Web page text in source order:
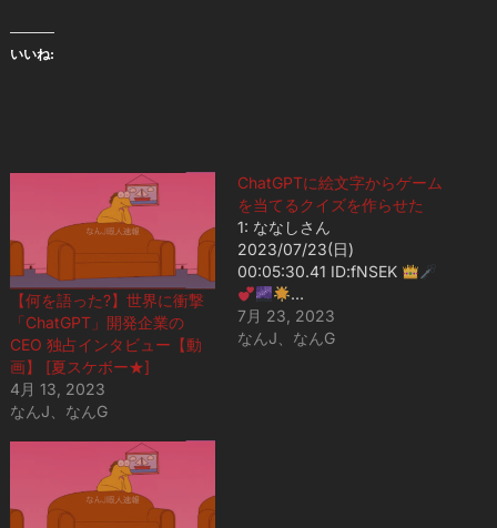
いいね:
【何を語った?】世界に衝撃
「ChatGPT」開発企業の
CEO 独占インタビュー【動
画】 [夏スケボー★]
4月 13, 2023
なんJ、なんG
ChatGPTに絵文字からゲーム
を当てるクイズを作らせた
1: ななしさん
2023/07/23(日)
00:05:30.41 ID:fNSEK
…
7月 23, 2023
なんJ、なんG